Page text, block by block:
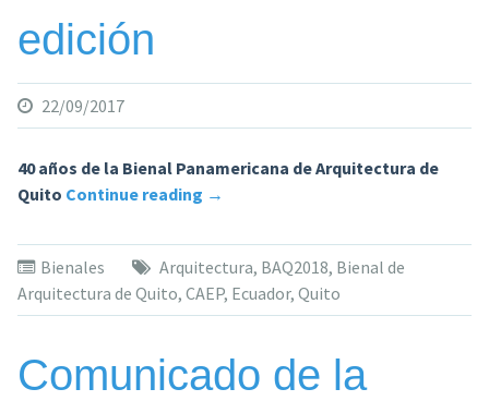
edición
22/09/2017
40 años de la Bienal Panamericana de Arquitectura de
Quito Continue reading «La
de
Arquitectura
de
su
→
Bienales Arquitectura, BAQ2018, Bienal de
Arquitectura de Quito, CAEP, Ecuador, Quito
Comunicado de la